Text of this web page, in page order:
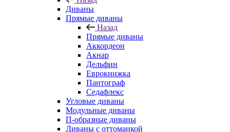
Диваны
Прямые диваны
Назад
Прямые диваны
Аккордеон
Акнар
Дельфин
Еврокнижка
Пантограф
Седафлекс
Угловые диваны
Модульные диваны
П-образные диваны
Диваны с оттоманкой